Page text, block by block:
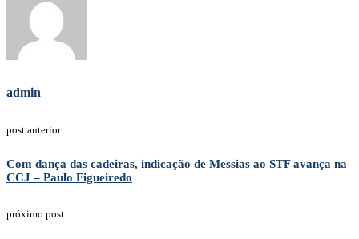
admin
post anterior
Com dança das cadeiras, indicação de Messias ao STF avança na
CCJ – Paulo Figueiredo
próximo post